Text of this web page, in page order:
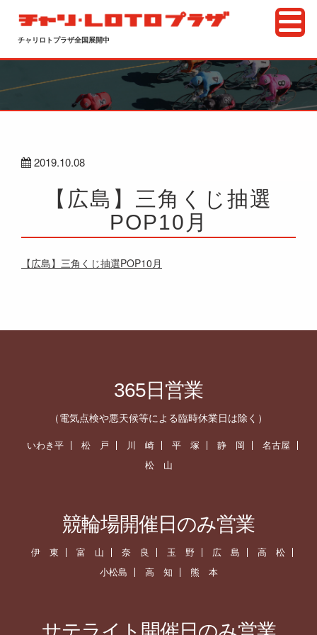
チャリロトプラザ全国展開中
2019.10.08
【広島】三角くじ抽選
POP10月
【広島】三角くじ抽選POP10月
365日営業
（電気点検や悪天候等による臨時休業日は除く）
いわき平 松 戸 川 崎 平 塚 静 岡
名古屋
松 山
競輪場開催日のみ営業
伊 東 富 山 奈 良 玉 野 広 島
高 松
小松島
高 知 熊 本